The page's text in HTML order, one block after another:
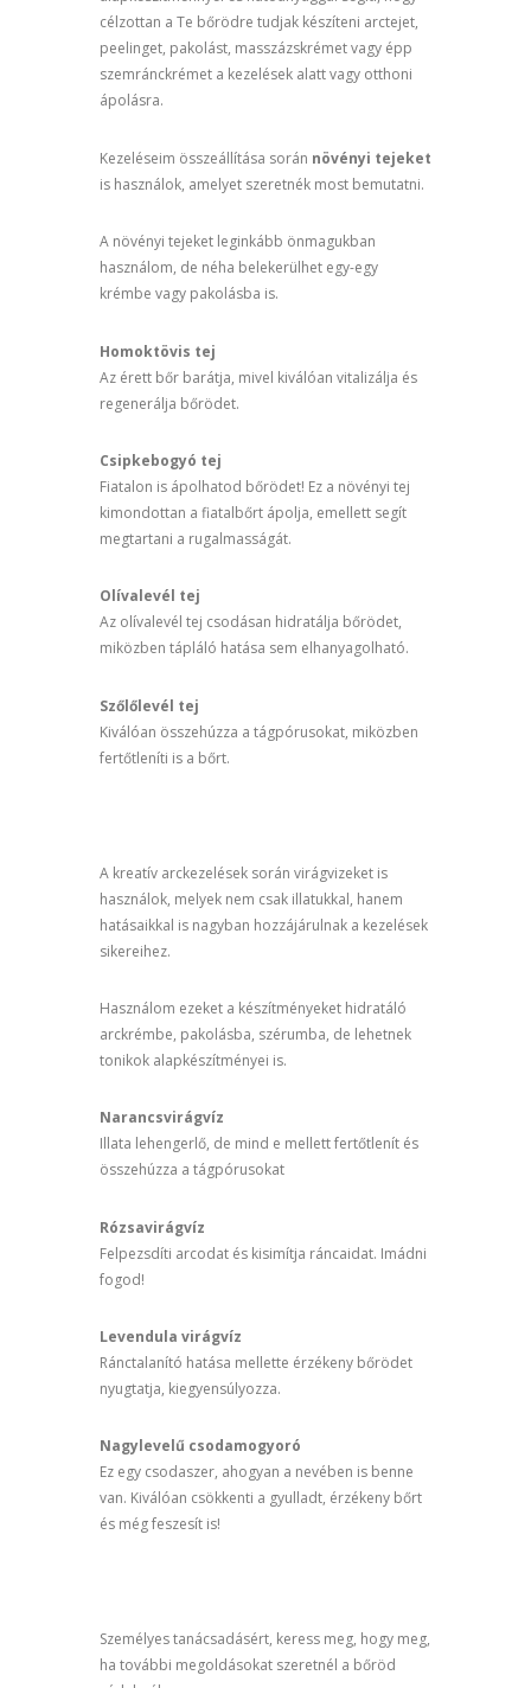
célzottan a Te bőrödre tudjak készíteni arctejet,
peelinget, pakolást, masszázskrémet vagy épp
szemránckrémet a kezelések alatt vagy otthoni
ápolásra.
Kezeléseim összeállítása során növényi tejeket
is használok, amelyet szeretnék most bemutatni.
A növényi tejeket leginkább önmagukban
használom, de néha belekerülhet egy-egy
krémbe vagy pakolásba is.
Homoktövis tej
Az érett bőr barátja, mivel kiválóan vitalizálja és
regenerálja bőrödet.
Csipkebogyó tej
Fiatalon is ápolhatod bőrödet! Ez a növényi tej
kimondottan a fiatalbőrt ápolja, emellett segít
megtartani a rugalmasságát.
Olívalevél tej
Az olívalevél tej csodásan hidratálja bőrödet,
miközben tápláló hatása sem elhanyagolható.
Szőlőlevél tej
Kiválóan összehúzza a tágpórusokat, miközben
fertőtleníti is a bőrt.
A kreatív arckezelések során virágvizeket is
használok, melyek nem csak illatukkal, hanem
hatásaikkal is nagyban hozzájárulnak a kezelések
sikereihez.
Használom ezeket a készítményeket hidratáló
arckrémbe, pakolásba, szérumba, de lehetnek
tonikok alapkészítményei is.
Narancsvirágvíz
Illata lehengerlő, de mind e mellett fertőtlenít és
összehúzza a tágpórusokat
Rózsavirágvíz
Felpezsdíti arcodat és kisimítja ráncaidat. Imádni
fogod!
Levendula virágvíz
Ránctalanító hatása mellette érzékeny bőrödet
nyugtatja, kiegyensúlyozza.
Nagylevelű csodamogyoró
Ez egy csodaszer, ahogyan a nevében is benne
van. Kiválóan csökkenti a gyulladt, érzékeny bőrt
és még feszesít is!
Személyes tanácsadásért, keress meg, hogy meg,
ha további megoldásokat szeretnél a bőröd